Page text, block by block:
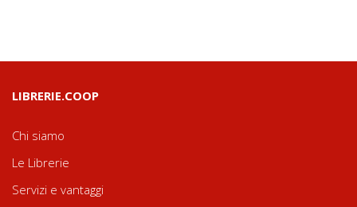
LIBRERIE.COOP
Chi siamo
Le Librerie
Servizi e vantaggi